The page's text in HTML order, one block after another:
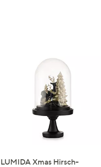
LUMIDA Xmas Hirsch-